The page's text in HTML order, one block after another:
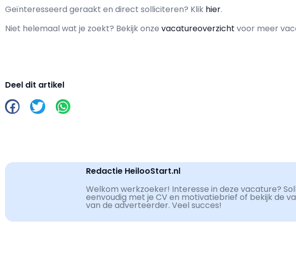
Geïnteresseerd geraakt en direct solliciteren? Klik hier.
Niet helemaal wat je zoekt? Bekijk onze vacatureoverzicht voor meer
Deel dit artikel
Redactie HeilooStart.nl
Welkom werkzoeker! Interesse in deze vacature?
eenvoudig met je CV en motivatiebrief of bekijk de
van de adverteerder. Veel succes!